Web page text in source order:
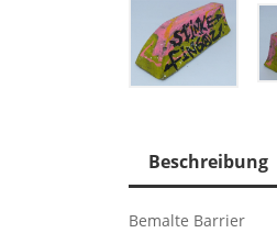
Beschreibung
Bemalte Barrier